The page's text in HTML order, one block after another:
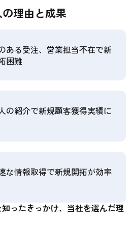
理由と成果
ある受注、営業担当不在で新
困難
の紹介で新規顧客獲得実績に
な情報取得で新規開拓が効率
ったきっかけ、当社を選んだ理